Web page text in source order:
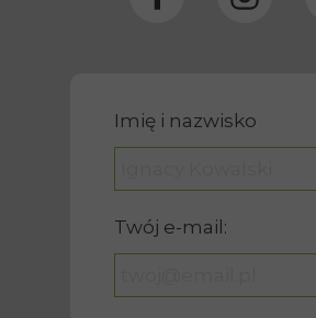
Imię i nazwisko
Twój e-mail: